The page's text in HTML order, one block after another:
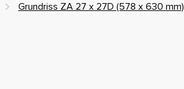
Grundriss ZA 27 x 27D (578 x 630 mm)